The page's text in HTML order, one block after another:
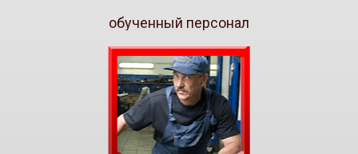
обученный персонал